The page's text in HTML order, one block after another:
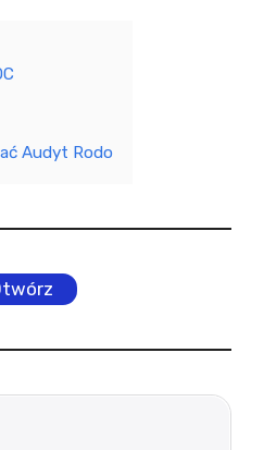
Audyt Rodo